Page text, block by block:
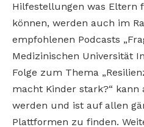
Hilfestellungen was Eltern
können, werden auch im
empfohlenen Podcasts
Medizinischen Universität
Folge zum Thema
macht Kinder stark?“ kann
werden und ist auf allen
Plattformen zu finden.